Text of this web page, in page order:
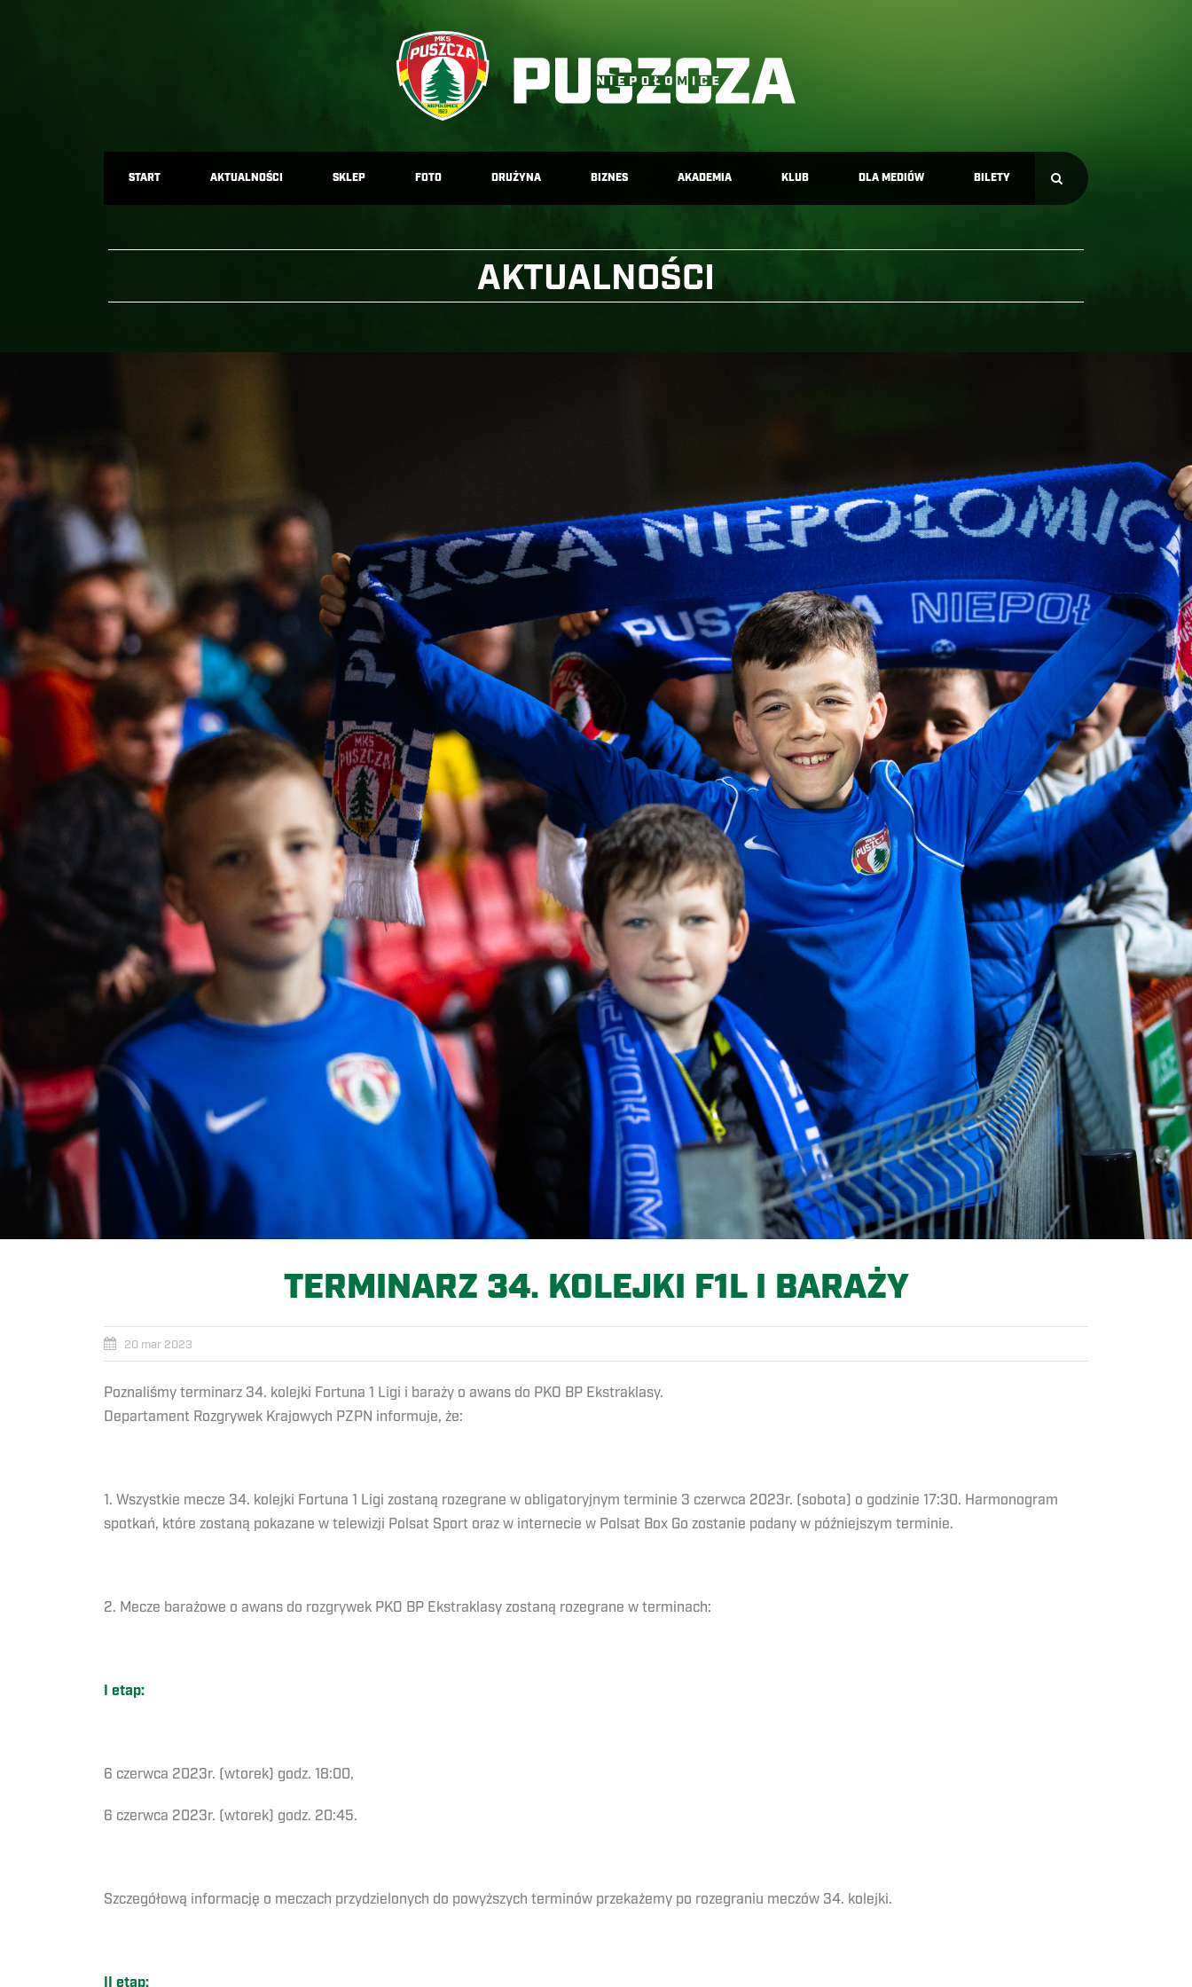
START AKTUALNOŚCI SKLEP FOTO DRUŻYNA BIZNES AKADEMIA KLUB DLA MEDIÓW BILETY
AKTUALNOŚCI
TERMINARZ 34. KOLEJKI F1L I BARAŻY
20 mar 2023
Poznaliśmy terminarz 34. kolejki Fortuna 1 Ligi i baraży o awans do PKO BP Ekstraklasy.
Departament Rozgrywek Krajowych PZPN informuje, że:
1. Wszystkie mecze 34. kolejki Fortuna 1 Ligi zostaną rozegrane w obligatoryjnym terminie 3 czerwca 2023r. (sobota) o godzinie 17:30. Harmonogram
spotkań, które zostaną pokazane w telewizji Polsat Sport oraz w internecie w Polsat Box Go zostanie podany w późniejszym terminie.
2. Mecze barażowe o awans do rozgrywek PKO BP Ekstraklasy zostaną rozegrane w terminach:
I etap:
6 czerwca 2023r. (wtorek) godz. 18:00,
6 czerwca 2023r. (wtorek) godz. 20:45.
Szczegółową informację o meczach przydzielonych do powyższych terminów przekażemy po rozegraniu meczów 34. kolejki.
II etap: